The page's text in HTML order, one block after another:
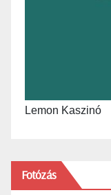
Lemon Kaszinó
Fotózás